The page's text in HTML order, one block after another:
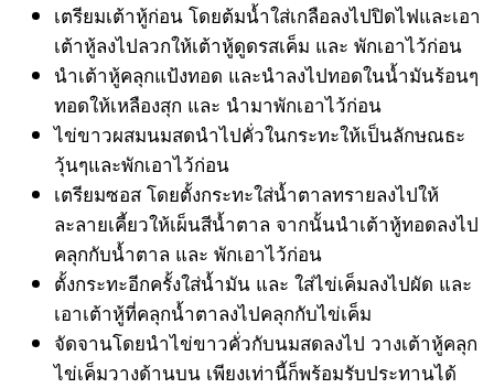
เตรียมเต้าหู้ก่อน โดยต้มน้ำใส่เกลือลงไปปิดไฟและเอา
เต้าหู้ลงไปลวกให้เต้าหู้ดูดรสเค็ม และ พักเอาไว้ก่อน
นำเต้าหู้คลุกแป้งทอด และนำลงไปทอดในน้ำมันร้อนๆ
ทอดให้เหลืองสุก และ นำมาพักเอาไว้ก่อน
ไข่ขาวผสมนมสดนำไปคั่วในกระทะให้เป็นลักษณธะ
วุ้นๆและพักเอาไว้ก่อน
เตรียมซอส โดยตั้งกระทะใส่น้ำตาลทรายลงไปให้
ละลายเคี้ยวให้เผ็นสีน้ำตาล จากนั้นนำเต้าหู้ทอดลงไป
คลุกกับน้ำตาล และ พักเอาไว้ก่อน
ตั้งกระทะอีกครั้งใส่น้ำมัน และ ใส่ไข่เค็มลงไปผัด และ
เอาเต้าหู้ที่คลุกน้ำตาลงไปคลุกกับไข่เค็ม
จัดจานโดยนำไข่ขาวคั่วกับนมสดลงไป วางเต้าหู้คลุก
ไข่เค็มวางด้านบน เพียงเท่านี้ก็พร้อมรับประทานได้